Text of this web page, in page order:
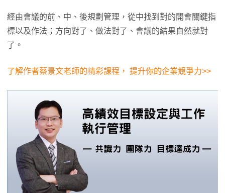
經由會議的前、中、後規劃管理，從中找到對的開會關鍵指
標以及作法；方向對了、做法對了、會議的結果自然就對
了。
了解作者蔡景文老師的精彩課程， 提升你的企業競爭力>>